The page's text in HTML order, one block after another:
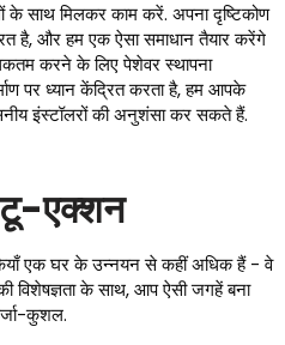
के साथ मिलकर काम करें. अपना दृष्टिकोण
है, और हम एक ऐसा समाधान तैयार करेंगे
करने के लिए पेशेवर स्थापना
पर ध्यान केंद्रित करता है, हम आपके
इंस्टॉलरों की अनुशंसा कर सकते हैं.
टू-एक्शन
एक घर के उन्नयन से कहीं अधिक हैं - वे
विशेषज्ञता के साथ, आप ऐसी जगहें बना
कुशल.